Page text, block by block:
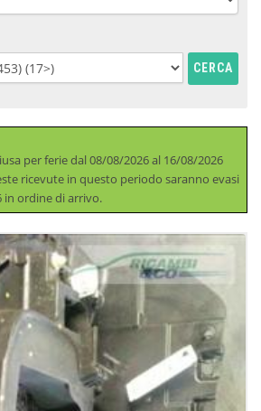
CERCA
per ferie dal 08/08/2026 al 16/08/2026
ricevute in questo periodo saranno evasi
in ordine di arrivo.